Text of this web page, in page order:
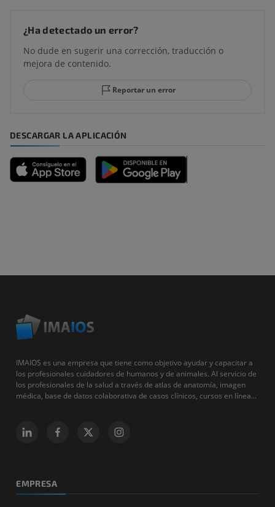
¿Ha detectado un error?
No dude en sugerir una corrección, traducción o
mejora de contenido.
Reportar un error
DESCARGAR LA APLICACIÓN
IMAIOS es una empresa que tiene como objetivo ayudar y capacitar a
los profesionales cuidadores de humanos y de animales. Al servicio de
los profesionales de la salud a través de atlas de anatomía, imagen
médica, base de datos colaborativa de casos clínicos, cursos en línea...
EMPRESA